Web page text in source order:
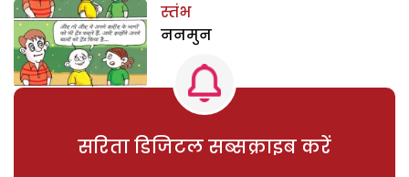
स्तंभ
ननमुन
सरिता डिजिटल सब्सक्राइब करें